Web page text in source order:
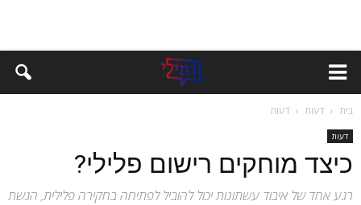
בית דעות דעות
דעות
כיצד מוחקים רישום פלילי?
רגע אחד של איבוד עשתונות יכול להוביל לפתיחה בחקירה פלילית, הגשת